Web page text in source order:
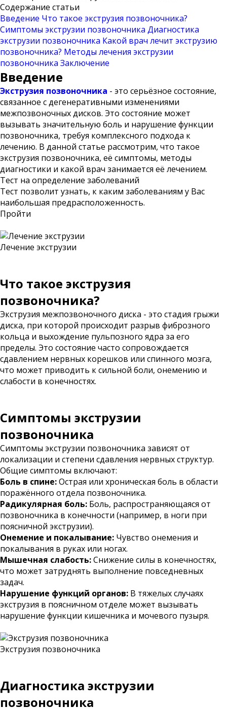
Содержание статьи
Введение Что такое экструзия позвоночника?
Симптомы экструзии позвоночника Диагностика
экструзии позвоночника Какой врач лечит экструзию
позвоночника? Методы лечения экструзии
позвоночника Заключение
Введение
Экструзия позвоночника - это серьёзное состояние,
связанное с дегенеративными изменениями
межпозвоночных дисков. Это состояние может
вызывать значительную боль и нарушение функции
позвоночника, требуя комплексного подхода к
лечению. В данной статье рассмотрим, что такое
экструзия позвоночника, её симптомы, методы
диагностики и какой врач занимается её лечением.
Тест на определение заболеваний
Тест позволит узнать, к каким заболеваниям у Вас
наибольшая предрасположенность.
Пройти
Лечение экструзии
Что такое экструзия
позвоночника?
Экструзия межпозвоночного диска - это стадия грыжи
диска, при которой происходит разрыв фиброзного
кольца и выхождение пульпозного ядра за его
пределы. Это состояние часто сопровождается
сдавлением нервных корешков или спинного мозга,
что может приводить к сильной боли, онемению и
слабости в конечностях.
Симптомы экструзии
позвоночника
Симптомы экструзии позвоночника зависят от
локализации и степени сдавления нервных структур.
Общие симптомы включают:
Боль в спине:Острая или хроническая боль в области
поражённого отдела позвоночника.
Радикулярная боль: Боль, распространяющаяся от
позвоночника в конечности (например, в ноги при
поясничной экструзии).
Онемение и покалывание: Чувство онемения и
покалывания в руках или ногах.
Мышечная слабость:Снижение силы в конечностях,
что может затруднять выполнение повседневных
задач.
Нарушение функций органов: В тяжелых случаях
экструзия в поясничном отделе может вызывать
нарушение функции кишечника и мочевого пузыря.
Экструзия позвоночника
Диагностика экструзии
позвоночника